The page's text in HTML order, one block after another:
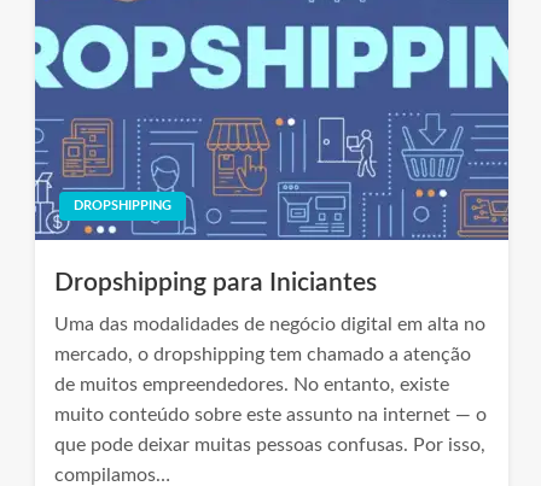
DROPSHIPPING
Dropshipping para Iniciantes
Uma das modalidades de negócio digital em alta no
mercado, o dropshipping tem chamado a atenção
de muitos empreendedores. No entanto, existe
muito conteúdo sobre este assunto na internet — o
que pode deixar muitas pessoas confusas. Por isso,
compilamos…